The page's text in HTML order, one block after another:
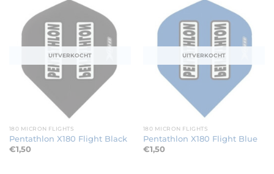
UITVERKOCHT
180 MICRON FLIGHTS
Pentathlon X180 Flight Black
€1,50
UITVERKOCHT
180 MICRON FLIGHTS
Pentathlon X180 Flight Blue
€1,50